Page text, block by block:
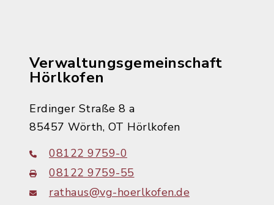
Verwaltungsgemeinschaft
Hörlkofen
Erdinger Straße 8 a
85457 Wörth, OT Hörlkofen
08122 9759-0
08122 9759-55
rathaus@vg-hoerlkofen.de